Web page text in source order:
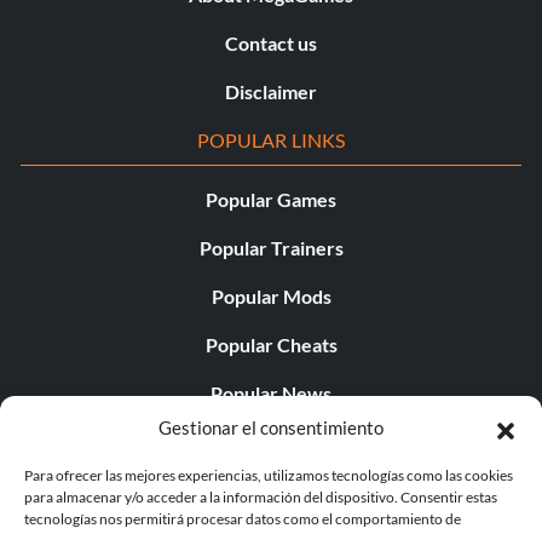
Gestionar el consentimiento
Para ofrecer las mejores experiencias, utilizamos tecnologías como las cookies
para almacenar y/o acceder a la información del dispositivo. Consentir estas
tecnologías nos permitirá procesar datos como el comportamiento de
Contact us
Disclaimer
POPULAR LINKS
Popular Games
Popular Trainers
Popular Mods
Popular Cheats
Popular News
Popular Editorials
Popular Free Games